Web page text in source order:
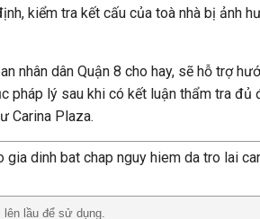
kiểm tra kết cấu của toà nhà bị ảnh
nhân dân Quận 8 cho hay, sẽ hỗ trợ
pháp lý sau khi có kết luận thẩm tra đủ
Carina Plaza.
lầu để sử dụng.